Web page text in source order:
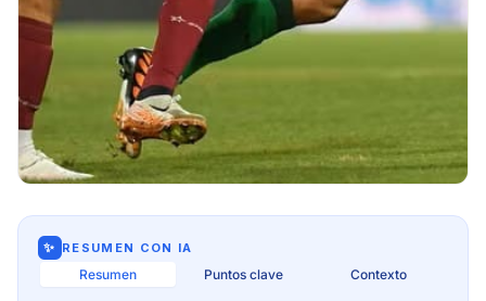
✨ RESUMEN CON IA
Resumen Puntos clave Contexto